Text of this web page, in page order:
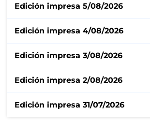
Edición impresa 5/08/2026
Edición impresa 4/08/2026
Edición impresa 3/08/2026
Edición impresa 2/08/2026
Edición impresa 31/07/2026